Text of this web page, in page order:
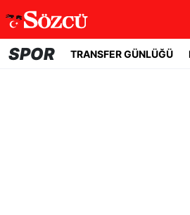
SPOR TRANSFER GÜNLÜĞÜ